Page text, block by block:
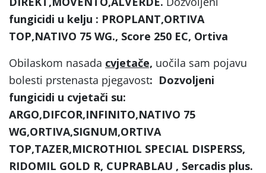
fungicidi u kelju : PROPLANT,ORTIVA
TOP,NATIVO 75 WG., Score 250 EC, Ortiva
Obilaskom nasada cvjetače, uočila sam pojavu
bolesti prstenasta pjegavost: Dozvoljeni
fungicidi u cvjetači su:
ARGO,DIFCOR,INFINITO,NATIVO 75
WG,ORTIVA,SIGNUM,ORTIVA
TOP,TAZER,MICROTHIOL SPECIAL DISPERSS,
RIDOMIL GOLD R, CUPRABLAU , Sercadis plus.